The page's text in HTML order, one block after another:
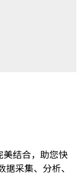
美结合，助您快
采集、分析、